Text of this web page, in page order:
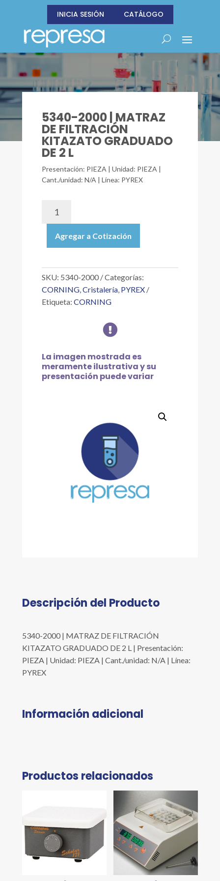
INICIA SESIÓN CATÁLOGO
5340-2000 | MATRAZ
DE FILTRACIÓN
KITAZATO GRADUADO
DE 2 L
Presentación: PIEZA | Unidad: PIEZA |
Cant./unidad: N/A | Línea: PYREX
2000
MATRAZ
DE
KITAZATO
DE
2
Agregar a Cotización
SKU: 5340-2000
Categorías:
CORNING,Cristalería, PYREX
Etiqueta: CORNING

La imagen mostrada es
meramente ilustrativa y su
presentación puede variar
Descripción del Producto
5340-2000 | MATRAZ DE FILTRACIÓN
KITAZATO GRADUADO DE 2 L | Presentación:
PIEZA | Unidad: PIEZA | Cant./unidad: N/A | Línea:
PYREX
Información adicional
Productos relacionados